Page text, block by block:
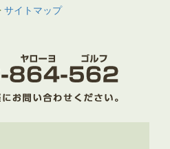
サイトマップ